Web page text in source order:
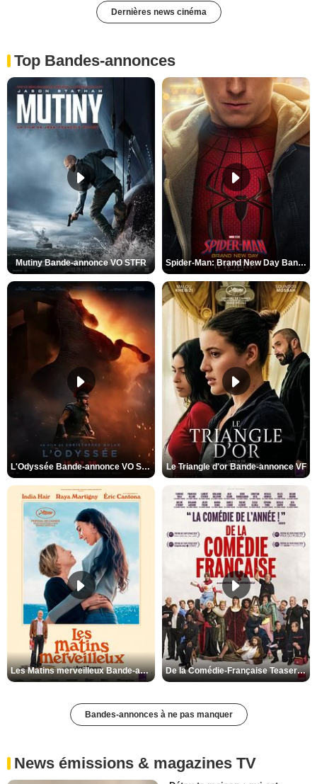
Dernières news cinéma
Top Bandes-annonces
Mutiny Bande-annonce VO STFR Spider-Man: Brand New Day Bande-annonce VO STFR
L'Odyssée Bande-annonce VO STFR Le Triangle d'or Bande-annonce VF
Les Matins merveilleux Bande-annonce VF De la Comédie-Française Teaser VF
Bandes-annonces à ne pas manquer
News émissions & magazines TV